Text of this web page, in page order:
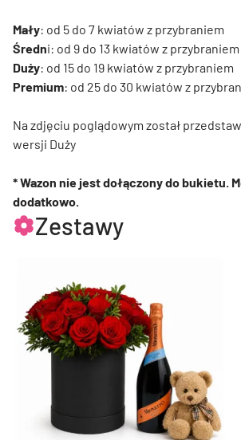
Mały: od 5 do 7 kwiatów z przybraniem
Średni: od 9 do 13 kwiatów z przybraniem
Duży: od 15 do 19 kwiatów z przybraniem
Premium: od 25 do 30 kwiatów z
Na zdjęciu poglądowym został
wersji Duży
* Wazon nie jest dołączony do bukietu.
dodatkowo.
Zestawy